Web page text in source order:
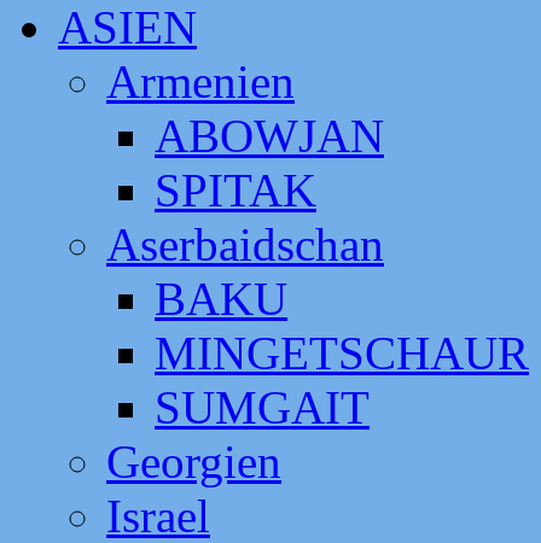
ASIEN
Armenien
ABOWJAN
SPITAK
Aserbaidschan
BAKU
MINGETSCHAUR
SUMGAIT
Georgien
Israel